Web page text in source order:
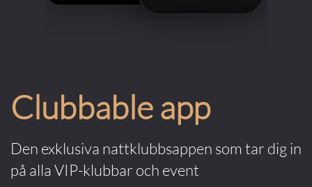
Clubbable app
Den exklusiva nattklubbsappen som tar dig in
på alla VIP-klubbar och event